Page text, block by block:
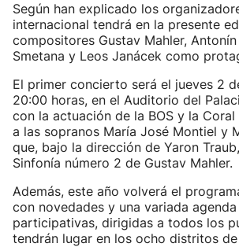
Según han explicado los
internacional tendrá en la presente
compositores Gustav Mahler,
Smetana y Leos Janácek como
El primer concierto será el jueves 2
20:00 horas, en el Auditorio del
con la actuación de la BOS y la
a las sopranos María José Montiel y
que, bajo la dirección de Yaron
Sinfonía número 2 de Gustav Mahler.
Además, este año volverá el
con novedades y una variada
participativas, dirigidas a todos los
tendrán lugar en los ocho distritos de